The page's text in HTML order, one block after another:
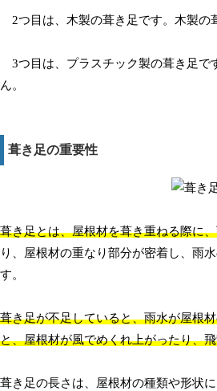
2つ目は、木製の葺き足です。木製の
3つ目は、プラスチック製の葺き足で
ん。
葺き足の重要性
葺き足とは、屋根材を葺き重ねる際に
り、屋根材の重なり部分が密着し、雨
す。
葺き足が不足していると、雨水が屋根
と、屋根材が風でめくれ上がったり、
葺き足の長さは、屋根材の種類や形状